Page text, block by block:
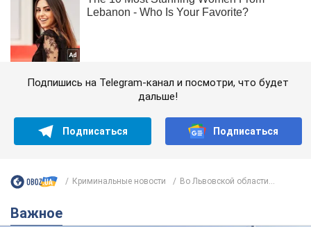
Подпишись на Telegram-канал и посмотри, что будет
дальше!
Подписаться Подписаться
Криминальные новости Во Львовской области...
Важное